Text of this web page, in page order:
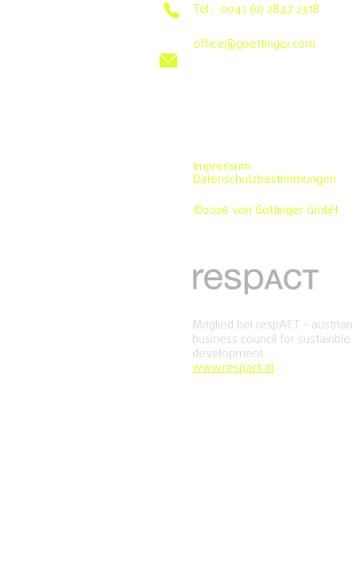
Tel.: 0043 (0) 2847 2318
office@goettinger.com
Impressum
Datenschutzbestimmungen
©2026 von Göttinger GmbH
Mitglied bei respACT – austrian
business council for sustainble
development
www.respact.at